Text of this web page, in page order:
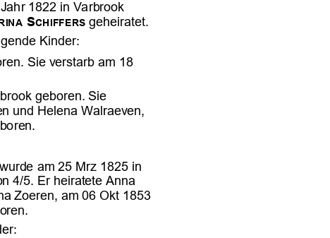

  










